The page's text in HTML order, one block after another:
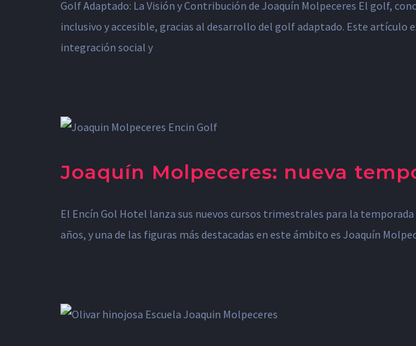
Golf Adaptado: La Visión y Contribución de Joaquín Molpeceres El golf,
inclusivo y accesible, gracias al desarrollo del golf adaptado. Este
integración social y
Joaquín Molpeceres: nueva
El Encín Gol Hotel lanza sus nuevos cursos trimestrales para la
años, y una de las figuras más destacadas en este ámbito es Joaquín